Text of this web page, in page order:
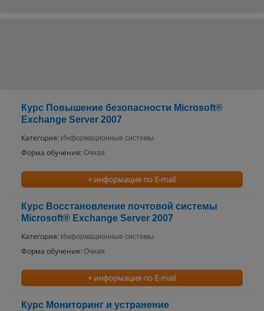
Курс Повышение безопасности Microsoft®
Exchange Server 2007
Категория: Информационные системы
Форма обучения: Очная
+ информация по E-mail
Курс Восстановление почтовой системы
Microsoft® Exchange Server 2007
Категория: Информационные системы
Форма обучения: Очная
+ информация по E-mail
Курс Мониторинг и устранение